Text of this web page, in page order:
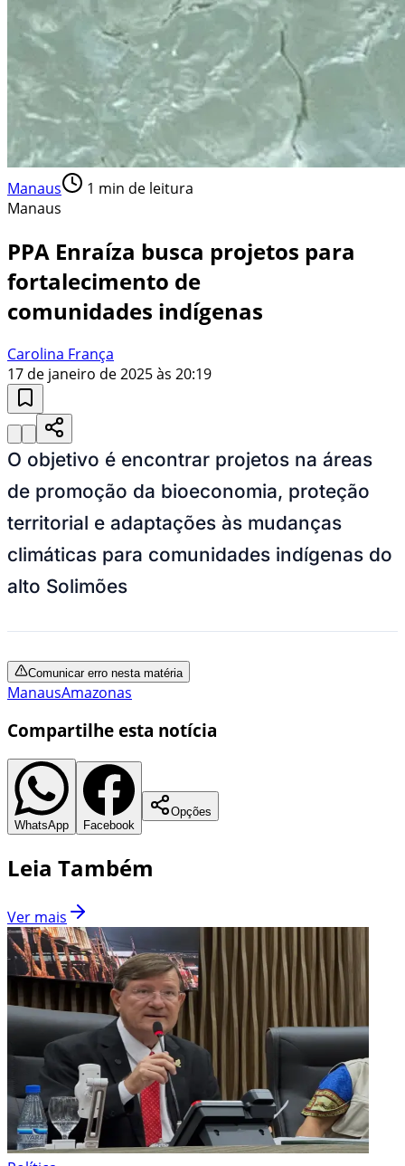
Manaus 1 min de leitura
Manaus
PPA Enraíza busca projetos para
fortalecimento de
comunidades indígenas
Carolina França
17 de janeiro de 2025 às 20:19
O objetivo é encontrar projetos na áreas
de promoção da bioeconomia, proteção
territorial e adaptações às mudanças
climáticas para comunidades indígenas do
alto Solimões
Comunicar erro nesta matéria
ManausAmazonas
Compartilhe esta notícia
WhatsApp Facebook
Opções
Leia Também
Ver mais